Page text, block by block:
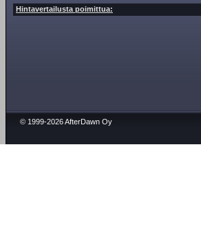
Hintavertailusta poimittua:
© 1999-2026 AfterDawn Oy